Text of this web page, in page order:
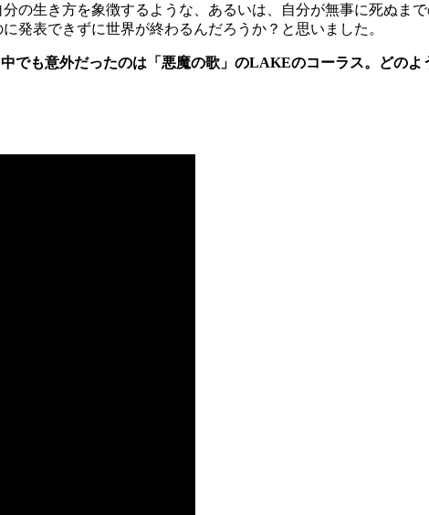
の生き方を象徴するような、あるいは、自分が無事に死ぬま
発表できずに世界が終わるんだろうか？と思いました。
でも意外だったのは「悪魔の歌」のLAKEのコーラス。どの